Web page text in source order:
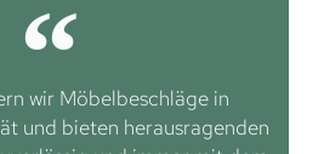
wir Möbelbeschläge in
und bieten herausragenden